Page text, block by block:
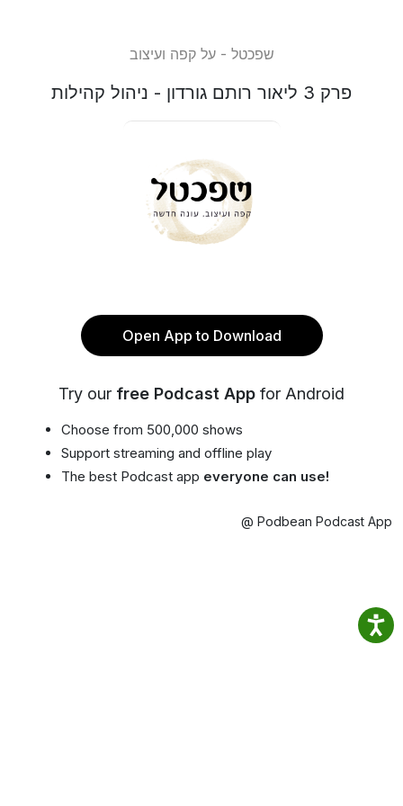
שפכטל - על קפה ועיצוב
פרק 3 ליאור רותם גורדון - ניהול קהילות
Open App to Download
Try our free Podcast App for Android
Choose from 500,000 shows
Support streaming and offline play
The best Podcast app everyone can use!
@ Podbean Podcast App